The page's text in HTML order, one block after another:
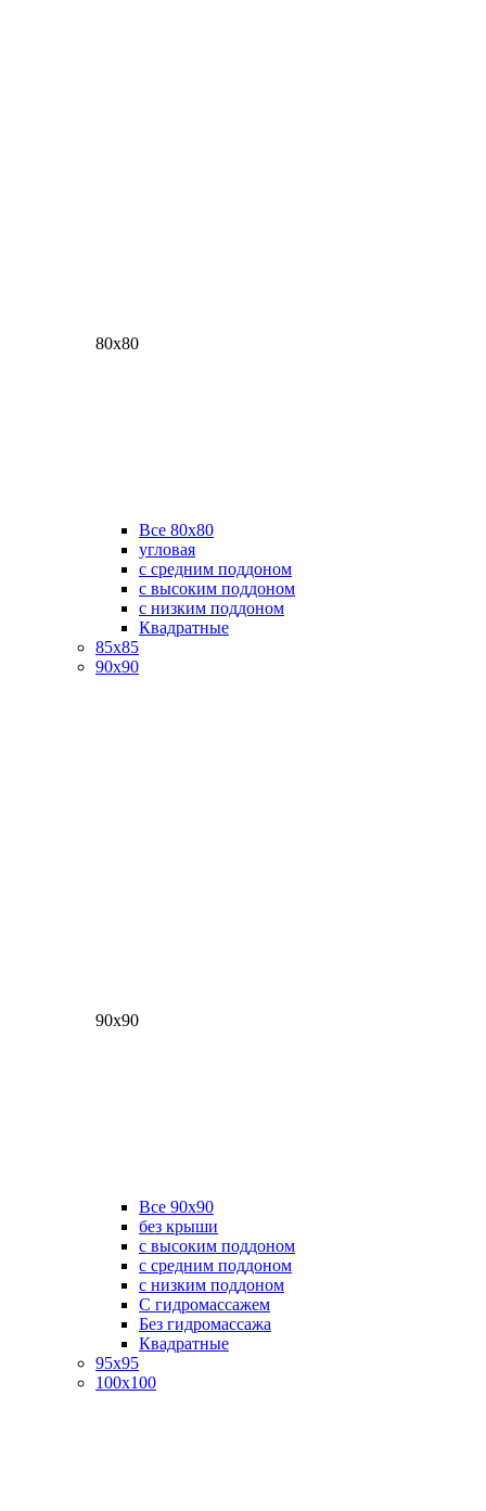
80х80
Все 80х80
угловая
с средним поддоном
с высоким поддоном
с низким поддоном
Квадратные
85х85
90х90
90х90
Все 90х90
без крыши
с высоким поддоном
с средним поддоном
с низким поддоном
С гидромассажем
Без гидромассажа
Квадратные
95х95
100х100